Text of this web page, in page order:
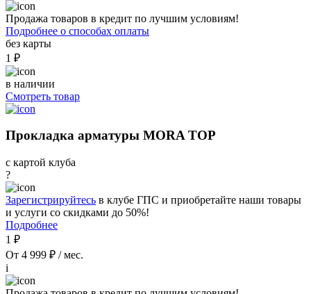
Продажа товаров в кредит по лучшим условиям!
Подробнее о способах оплаты
без карты
1 ₽
в наличии
Смотреть товар
Прокладка арматуры MORA TOP
с картой клуба
?
Зарегистрируйтесь в клубе ГПС и приобретайте наши товары
и услуги со скидками до 50%!
Подробнее
1 ₽
От 4 999 ₽ / мес.
i